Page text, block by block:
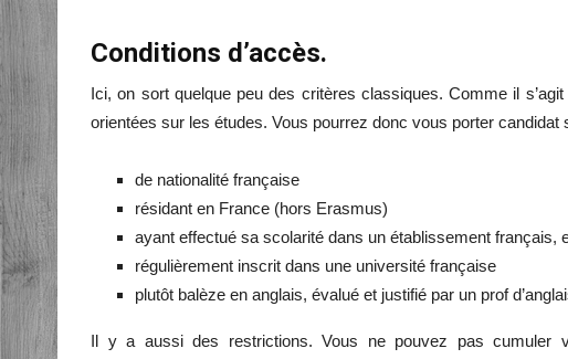
Conditions d’accès.
Ici, on sort quelque peu des critères classiques. Comme il
orientées sur les études. Vous pourrez donc vous porter candidat
de nationalité française
résidant en France (hors Erasmus)
ayant effectué sa scolarité dans un établissement français,
régulièrement inscrit dans une université française
plutôt balèze en anglais, évalué et justifié par un prof
Il y a aussi des restrictions. Vous ne pouvez pas cumuler